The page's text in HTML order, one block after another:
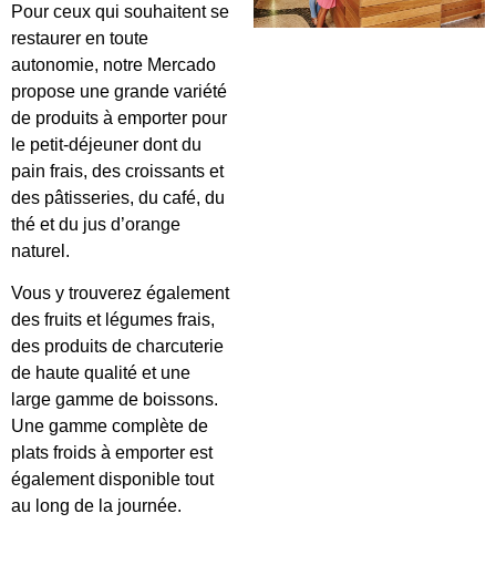
Pour ceux qui souhaitent se
restaurer en toute
autonomie, notre Mercado
propose une grande variété
de produits à emporter pour
le petit-déjeuner dont du
pain frais, des croissants et
des pâtisseries, du café, du
thé et du jus d’orange
naturel.
Vous y trouverez également
des fruits et légumes frais,
des produits de charcuterie
de haute qualité et une
large gamme de boissons.
Une gamme complète de
plats froids à emporter est
également disponible tout
au long de la journée.